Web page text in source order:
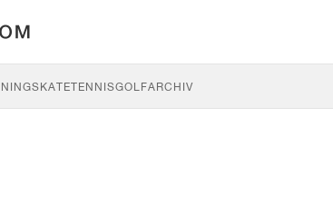
SKATETENNISGOLFARCHIV